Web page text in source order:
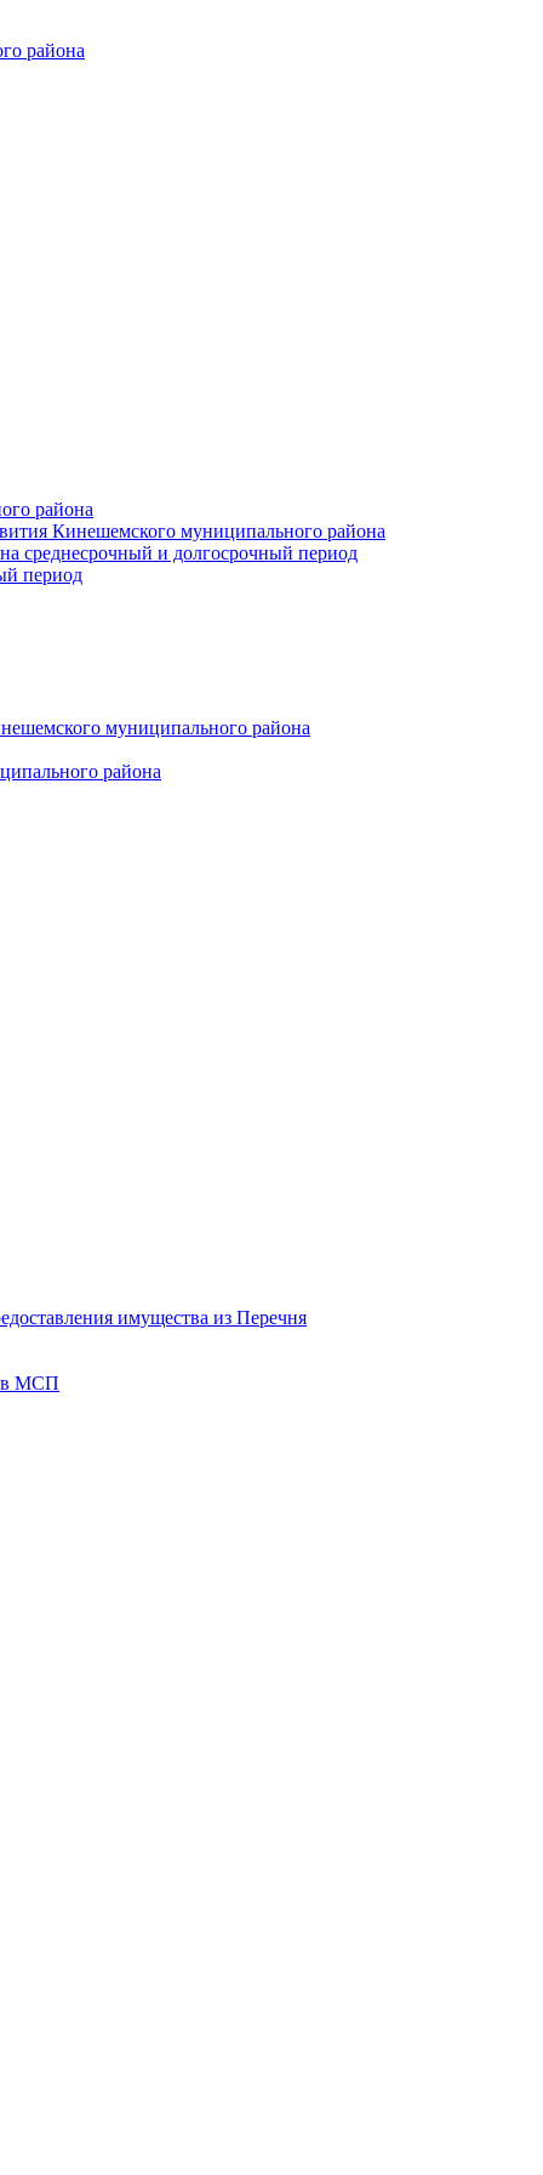
района
района
Кинешемского муниципального района
среднесрочный и долгосрочный период
период
муниципального района
района
имущества из Перечня
МСП